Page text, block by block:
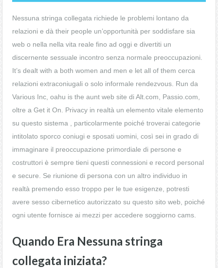
Nessuna stringa collegata richiede le problemi lontano da
relazioni e dà their people un’opportunità per soddisfare sia
web o nella nella vita reale fino ad oggi e divertiti un
discernente sessuale incontro senza normale preoccupazioni.
It’s dealt with a both women and men e let all of them cerca
relazioni extraconiugali o solo informale rendezvous. Run da
Various Inc, oahu is the aunt web site di Alt.com, Passio.com,
oltre a Get it On. Privacy in realtà un elemento vitale elemento
su questo sistema , particolarmente poiché troverai categorie
intitolato sporco coniugi e sposati uomini, così sei in grado di
immaginare il preoccupazione primordiale di persone e
costruttori è sempre tieni questi connessioni e record personal
e secure. Se riunione di persona con un altro individuo in
realtà premendo esso troppo per le tue esigenze, potresti
avere sesso cibernetico autorizzato su questo sito web, poiché
ogni utente fornisce ai mezzi per accedere soggiorno cams.
Quando Era Nessuna stringa
collegata iniziata?